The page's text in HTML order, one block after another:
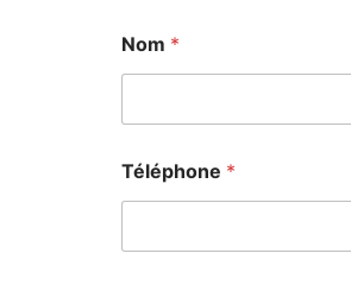
Nom *
Téléphone *